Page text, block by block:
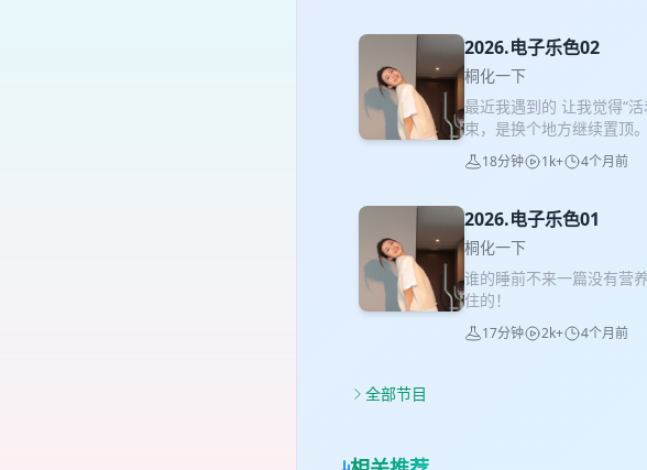
2026.电子乐色02
桐化一下
最近我遇到的 让我觉得“
束，是换个地方继续置顶
18分钟 1k+ 4个月前
2026.电子乐色01
桐化一下
谁的睡前不来一篇没有营
住的！
17分钟 2k+ 4个月前
全部节目